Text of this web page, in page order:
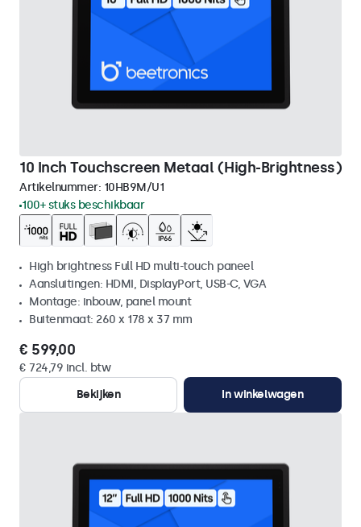
10 Inch Touchscreen Metaal (High-Brightness)
Artikelnummer: 10HB9M/U1
100+ stuks beschikbaar
High brightness Full HD multi-touch paneel
Aansluitingen: HDMI, DisplayPort, USB-C, VGA
Montage: inbouw, panel mount
Buitenmaat: 260 x 178 x 37 mm
€ 599,00
€ 724,79 incl. btw
Bekijken
In winkelwagen